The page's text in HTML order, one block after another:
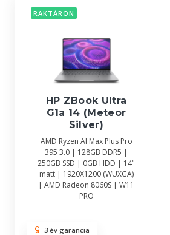
RAKTÁRON
HP ZBook Ultra
G1a 14 (Meteor
Silver)
AMD Ryzen AI Max Plus Pro
395 3.0 | 128GB DDR5 |
250GB SSD | 0GB HDD | 14"
matt | 1920X1200 (WUXGA)
| AMD Radeon 8060S | W11
PRO
3 év garancia